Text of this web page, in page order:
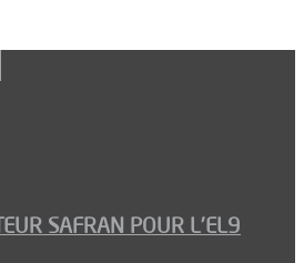
SAFRAN POUR L’EL9